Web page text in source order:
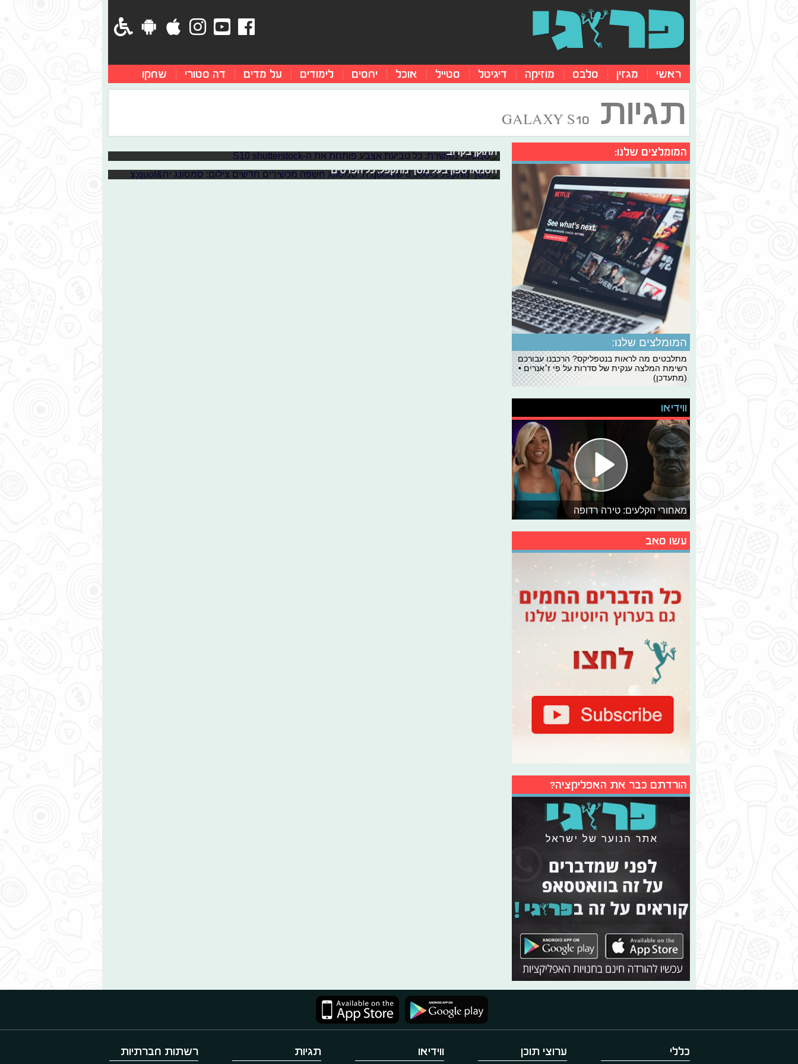
ראשי מגזין סלבס מוזיקה דיגיטל סטייל אוכל יחסים לימודים על מדים דה סטורי שחקו
תגיות GALAXY S10
תתוקן בקרוב"
מסך מתקפל ב-8,000 ש"ח: סמסונג חשפה מכשירים חדשים
אמש (ד') נערך האירוע השנתי הגדול של חברת סמסונג, בו חשפה את מכשירי הדגל החדשים שלה;
ארבעה מכשירים בסדרת ה-S10, צמידים, שעוני ספורט ואת גולת הכותרת הגלקסי פולד -
הסמארטפון בעל מסך מתקפל. כל הפרטים
המומלצים שלנו:
המומלצים שלנו:
מתלבטים מה לראות בנטפליקס? הרכבנו עבורכם
רשימת המלצה ענקית של סדרות על פי ז׳אנרים •
(מתעדכן)
ווידיאו
מאחורי הקלעים: טירה רדופה
עשו סאב
הורדתם כבר את האפליקציה?
כללי ערוצי תוכן ווידיאו תגיות רשתות חברתיות